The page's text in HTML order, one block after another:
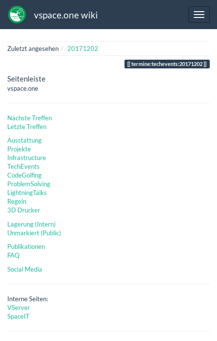
vspace.one wiki
Zuletzt angesehen 20171202
termine:techevents:20171202
Seitenleiste
vspace.one
Nächste Treffen
Letzte Treffen
Ausstattung
Projekte
Infrastructure
TechEvents
CodeGolfing
ProblemSolving
LightningTalks
Regeln
3D Drucker
Lagerung (Intern)
Unmarkiert (Public)
Publikationen
FAQ
Social Media
Interne Seiten:
VServer
SpaceIT